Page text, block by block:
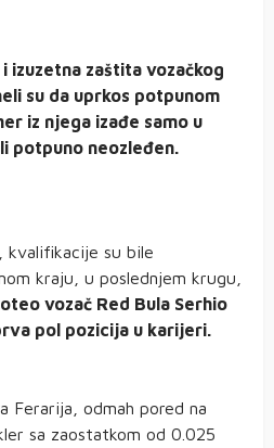
izuzetna zaštita vozačkog
su da uprkos potpunom
iz njega izađe samo u
potpuno neozleđen.
kvalifikacije su bile
kraju, u poslednjem krugu,
vozač Red Bula Serhio
pol pozicija u karijeri.
Ferarija, odmah pored na
sa zaostatkom od 0.025